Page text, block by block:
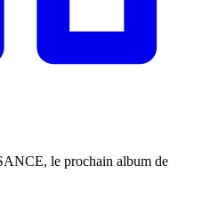
le prochain album de